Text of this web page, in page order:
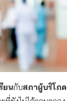
ยนกับสภาผู้บริโภค